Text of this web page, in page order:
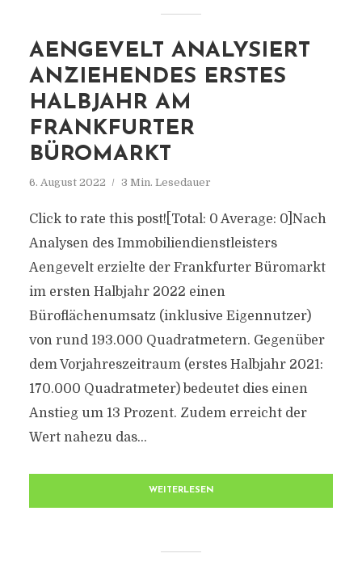
AENGEVELT ANALYSIERT
ANZIEHENDES ERSTES
HALBJAHR AM
FRANKFURTER
BÜROMARKT
6. August 2022 3 Min. Lesedauer
Click to rate this post![Total: 0 Average: 0]Nach
Analysen des Immobiliendienstleisters
Aengevelt erzielte der Frankfurter Büromarkt
im ersten Halbjahr 2022 einen
Büroflächenumsatz (inklusive Eigennutzer)
von rund 193.000 Quadratmetern. Gegenüber
dem Vorjahreszeitraum (erstes Halbjahr 2021:
170.000 Quadratmeter) bedeutet dies einen
Anstieg um 13 Prozent. Zudem erreicht der
Wert nahezu das...
WEITERLESEN